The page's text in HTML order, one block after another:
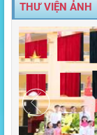
THƯ VIỆN ẢNH